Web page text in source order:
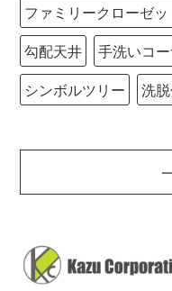
ファミリークローゼッ
勾配天井
手洗いコ
シンボルツリー
洗